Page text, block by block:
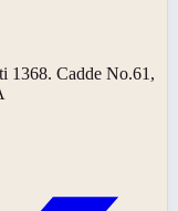
1368. Cadde No.61,